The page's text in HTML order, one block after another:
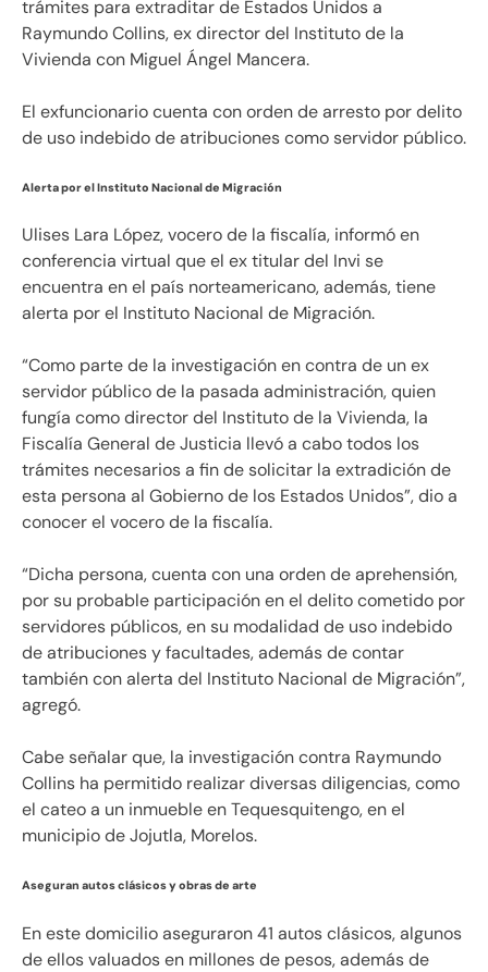
trámites para extraditar de Estados Unidos a
Raymundo Collins, ex director del Instituto de la
Vivienda con Miguel Ángel Mancera.
El exfuncionario cuenta con orden de arresto por delito
de uso indebido de atribuciones como servidor público.
Alerta por el Instituto Nacional de Migración
Ulises Lara López, vocero de la fiscalía, informó en
conferencia virtual que el ex titular del Invi se
encuentra en el país norteamericano, además, tiene
alerta por el Instituto Nacional de Migración.
“Como parte de la investigación en contra de un ex
servidor público de la pasada administración, quien
fungía como director del Instituto de la Vivienda, la
Fiscalía General de Justicia llevó a cabo todos los
trámites necesarios a fin de solicitar la extradición de
esta persona al Gobierno de los Estados Unidos”, dio a
conocer el vocero de la fiscalía.
“Dicha persona, cuenta con una orden de aprehensión,
por su probable participación en el delito cometido por
servidores públicos, en su modalidad de uso indebido
de atribuciones y facultades, además de contar
también con alerta del Instituto Nacional de Migración”,
agregó.
Cabe señalar que, la investigación contra Raymundo
Collins ha permitido realizar diversas diligencias, como
el cateo a un inmueble en Tequesquitengo, en el
municipio de Jojutla, Morelos.
Aseguran autos clásicos y obras de arte
En este domicilio aseguraron 41 autos clásicos, algunos
de ellos valuados en millones de pesos, además de